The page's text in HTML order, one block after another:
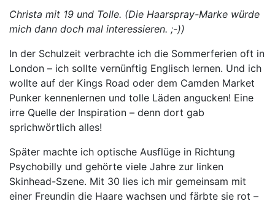
Christa mit 19 und Tolle. (Die Haarspray-Marke würde
mich dann doch mal interessieren. ;-))
In der Schulzeit verbrachte ich die Sommerferien oft in
London – ich sollte vernünftig Englisch lernen. Und ich
wollte auf der Kings Road oder dem Camden Market
Punker kennenlernen und tolle Läden angucken! Eine
irre Quelle der Inspiration – denn dort gab
sprichwörtlich alles!
Später machte ich optische Ausflüge in Richtung
Psychobilly und gehörte viele Jahre zur linken
Skinhead-Szene. Mit 30 lies ich mir gemeinsam mit
einer Freundin die Haare wachsen und färbte sie rot –